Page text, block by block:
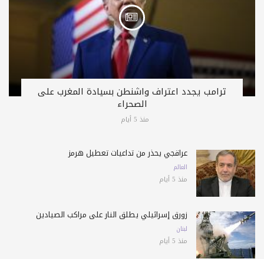
ترامب يجدد اعتراف واشنطن بسيادة المغرب على
الصحراء
منذ 5 أيام
عراقجي يحذّر من تداعيات تعطيل هرمز
العالم
منذ 5 أيام
زورق إسرائيلي يطلق النار على مراكب الصيادين
لبنان
منذ 5 أيام